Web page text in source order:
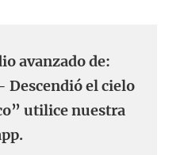
avanzado de:
Descendió el cielo
utilice nuestra